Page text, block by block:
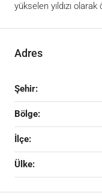
yükselen yıldızı olarak
Adres
Şehir:
Bölge:
İlçe:
Ülke: